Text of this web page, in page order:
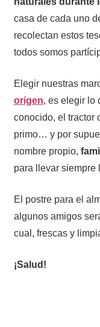
casa de cada uno
recolectan estos
todos somos
Elegir nuestras
origen, es elegir lo
conocido, el tractor
primo… y por
nombre propio,
para llevar siempre
El postre para el
algunos amigos
cual, frescas y
¡Salud!